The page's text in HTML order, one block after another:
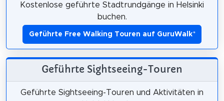
Kostenlose geführte Stadtrundgänge in Helsinki
buchen.
Geführte Free Walking Touren auf GuruWalk*
Geführte Sightseeing-Touren
Geführte Sightseeing-Touren und Aktivitäten in